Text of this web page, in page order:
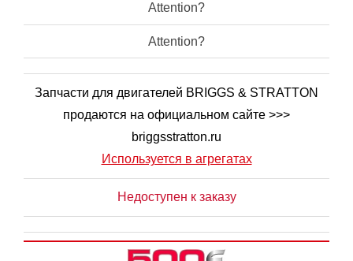
Attention?
Attention?
Запчасти для двигателей BRIGGS & STRATTON
продаются на официальном сайте >>>
briggsstratton.ru
Используется в агрегатах
Недоступен к заказу